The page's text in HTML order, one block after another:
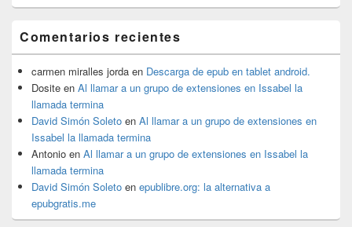
Comentarios recientes
carmen miralles jorda en Descarga de epub en tablet android.
Dosite en Al llamar a un grupo de extensiones en Issabel la
llamada termina
David Simón Soleto en Al llamar a un grupo de extensiones en
Issabel la llamada termina
Antonio en Al llamar a un grupo de extensiones en Issabel la
llamada termina
David Simón Soleto en epublibre.org: la alternativa a
epubgratis.me